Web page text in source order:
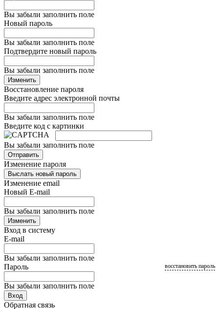
Вы забыли заполнить поле
Новый пароль
Вы забыли заполнить поле
Подтвердите новый пароль
Вы забыли заполнить поле
Изменить
Восстановление пароля
Введите адрес электронной почты
Вы забыли заполнить поле
Введите код с картинки
Вы забыли заполнить поле
Отправить
Изменение пароля
Выслать новый пароль
Изменение email
Новый E-mail
Вы забыли заполнить поле
Изменить
Вход в систему
E-mail
Вы забыли заполнить поле
Пароль
Вы забыли заполнить поле
восстановить пароль
Вход
Обратная связь